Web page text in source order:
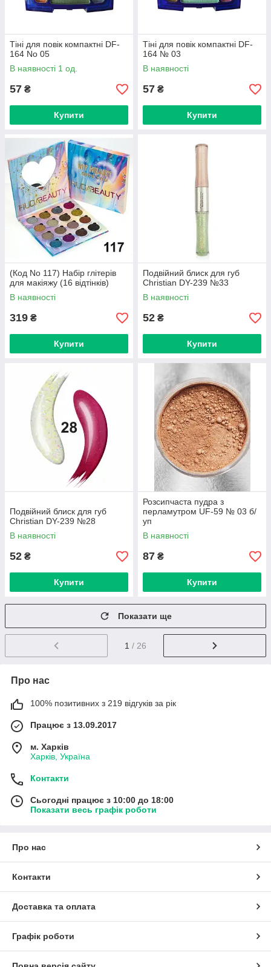
Тіні для повік компактні DF-
164 No 05
В наявності 1 од.
57 ₴
Купити
Тіні для повік компактні DF-
164 № 03
В наявності
57 ₴
Купити
(Код No 117) Набір глітерів
для макіяжу (16 відтінків)
В наявності
319 ₴
Купити
Подвійний блиск для губ
Christian DY-239 №33
В наявності
52 ₴
Купити
Подвійний блиск для губ
Christian DY-239 №28
В наявності
52 ₴
Купити
Розсипчаста пудра з
перламутром UF-59 № 03 б/
уп
В наявності
87 ₴
Купити
Показати ще
1 / 26
Про нас
100% позитивних з 219 відгуків за рік
Працює з 13.09.2017
м. Харків
Харків, Україна
Контакти
Сьогодні працює з 10:00 до 18:00
Показати весь графік роботи
Про нас
Контакти
Доставка та оплата
Графік роботи